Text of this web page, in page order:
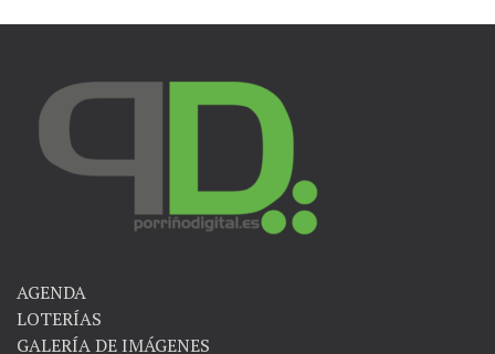
AGENDA
LOTERÍAS
GALERÍA DE IMÁGENES